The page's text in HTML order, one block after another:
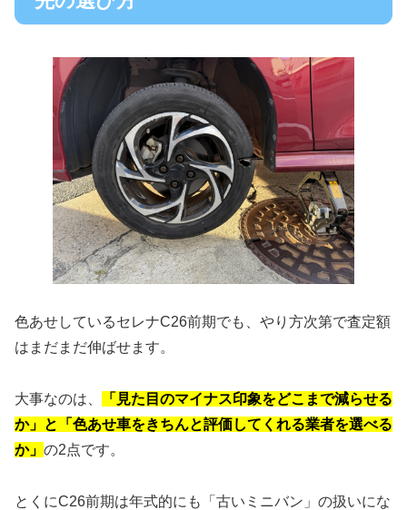
色あせしているセレナC26前期でも、やり方次第で査定額
はまだまだ伸ばせます。
大事なのは、
「見た目のマイナス印象をどこまで減らせる
か」と「色あせ車をきちんと評価してくれる業者を選べる
か」 の2点です。
とくにC26前期は年式的にも「古いミニバン」の扱いにな